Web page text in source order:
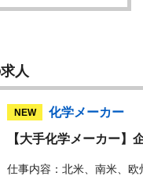
人
NEW
化学メーカー
【大手化学メーカー】
仕事内容：北米、南米、欧